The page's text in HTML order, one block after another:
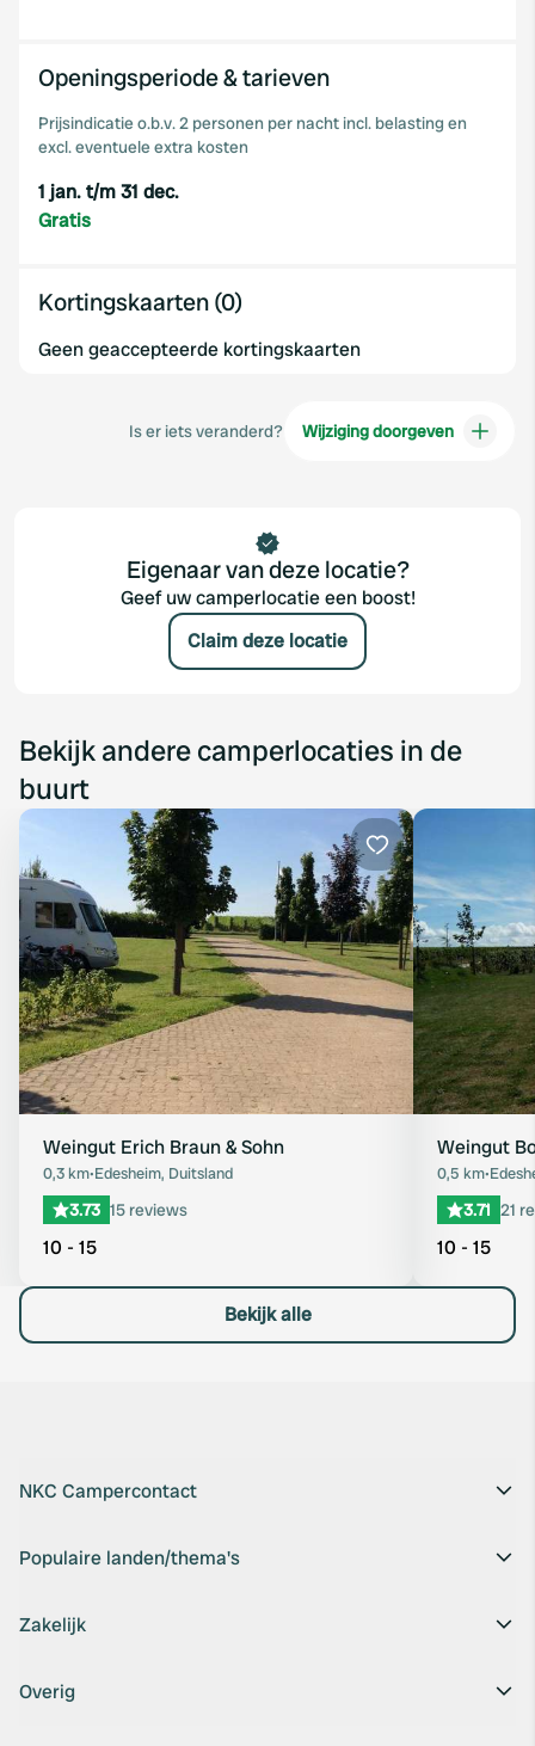
Openingsperiode & tarieven
Prijsindicatie o.b.v. 2 personen per nacht incl. belasting en
excl. eventuele extra kosten
1 jan. t/m 31 dec.
Gratis
Kortingskaarten (0)
Geen geaccepteerde kortingskaarten
Is er iets veranderd? Wijziging doorgeven
Eigenaar van deze locatie?
Geef uw camperlocatie een boost!
Claim deze locatie
Bekijk andere camperlocaties in de
buurt
Favoriet
Weingut Erich Braun & Sohn
0,3 km•Edesheim, Duitsland
3.73 15 reviews
10 - 15
Weingut
0,5 km•
3.71 21
10 - 15
Bekijk alle
NKC Campercontact
Populaire landen/thema's
Zakelijk
Overig